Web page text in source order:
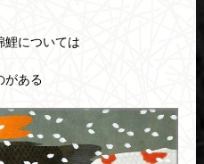
鯉については
がある